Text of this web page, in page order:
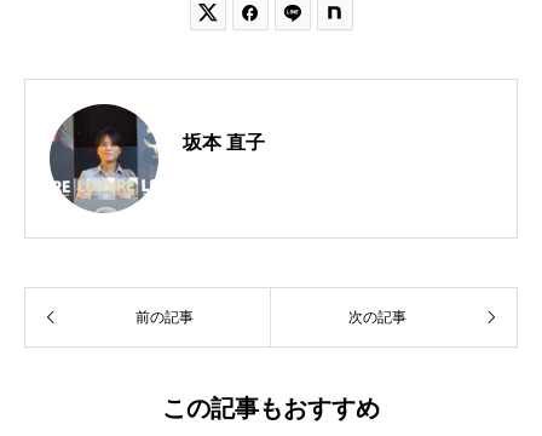
 
坂本 直子
前の記事 次の記事
この記事もおすすめ